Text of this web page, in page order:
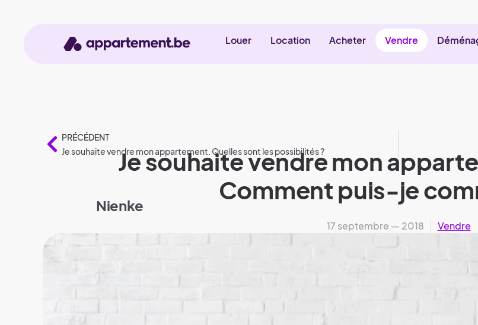
Louer Location Acheter Vendre
PRÉCÉDENT
Je souhaite vendre mon appartement. Quelles sont les possibilités ?
Je souhaite vendre mon
Comment puis-je
Nienke
17 septembre — 2018 Vendre